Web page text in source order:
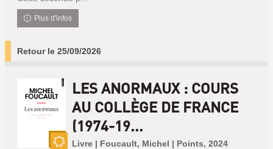
Plus d'infos
Retour le 25/09/2026
LES ANORMAUX : COURS
AU COLLÈGE DE FRANCE
(1974-19...
Livre | Foucault, Michel | Points, 2024